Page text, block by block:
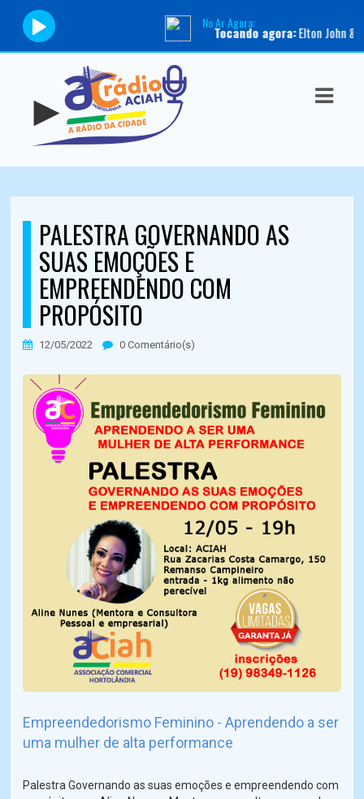
No Ar Agora:
Tocando agora:Elton John & Paul
PALESTRA GOVERNANDO AS
SUAS EMOÇÕES E
EMPREENDENDO COM
PROPÓSITO
12/05/2022 0 Comentário(s)
Empreendedorismo Feminino - Aprendendo a ser
uma mulher de alta performance
Palestra Governando as suas emoções e empreendendo com